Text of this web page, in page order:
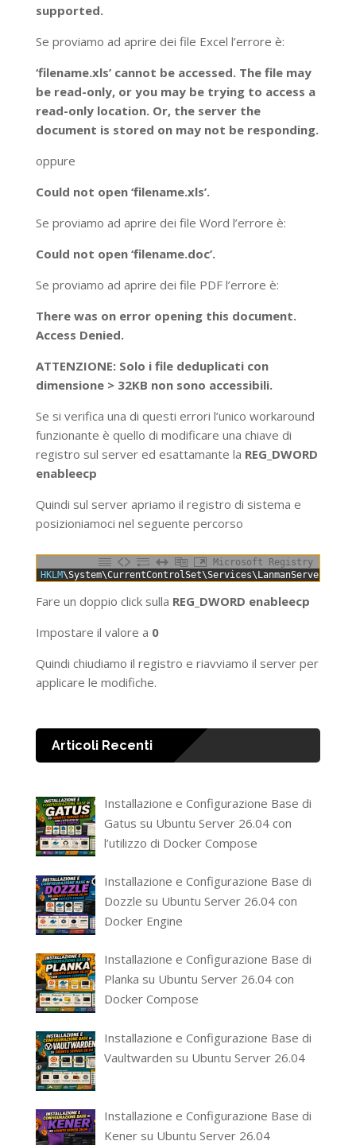
supported.
Se proviamo ad aprire dei file Excel l’errore è:
‘filename.xls’ cannot be accessed. The file may
be read-only, or you may be trying to access a
read-only location. Or, the server the
document is stored on may not be responding.
oppure
Could not open ‘filename.xls’.
Se proviamo ad aprire dei file Word l’errore è:
Could not open ‘filename.doc’.
Se proviamo ad aprire dei file PDF l’errore è:
There was on error opening this document.
Access Denied.
ATTENZIONE: Solo i file deduplicati con
dimensione > 32KB non sono accessibili.
Se si verifica una di questi errori l’unico workaround
funzionante è quello di modificare una chiave di
registro sul server ed esattamante la REG_DWORD
enableecp
Quindi sul server apriamo il registro di sistema e
posizioniamoci nel seguente percorso
Microsoft Registry
HKLM
Fare un doppio click sulla REG_DWORD enableecp
Impostare il valore a 0
Quindi chiudiamo il registro e riavviamo il server per
applicare le modifiche.
Articoli Recenti
Installazione e Configurazione Base di
Gatus su Ubuntu Server 26.04 con
l’utilizzo di Docker Compose
Installazione e Configurazione Base di
Dozzle su Ubuntu Server 26.04 con
Docker Engine
Installazione e Configurazione Base di
Planka su Ubuntu Server 26.04 con
Docker Compose
Installazione e Configurazione Base di
Vaultwarden su Ubuntu Server 26.04
Installazione e Configurazione Base di
Kener su Ubuntu Server 26.04